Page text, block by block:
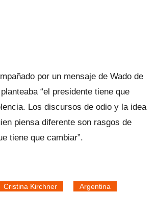
por un mensaje de Wado de
“el presidente tiene que
Los discursos de odio y la idea
piensa diferente son rasgos de
tiene que cambiar”.
Cristina Kirchner Argentina